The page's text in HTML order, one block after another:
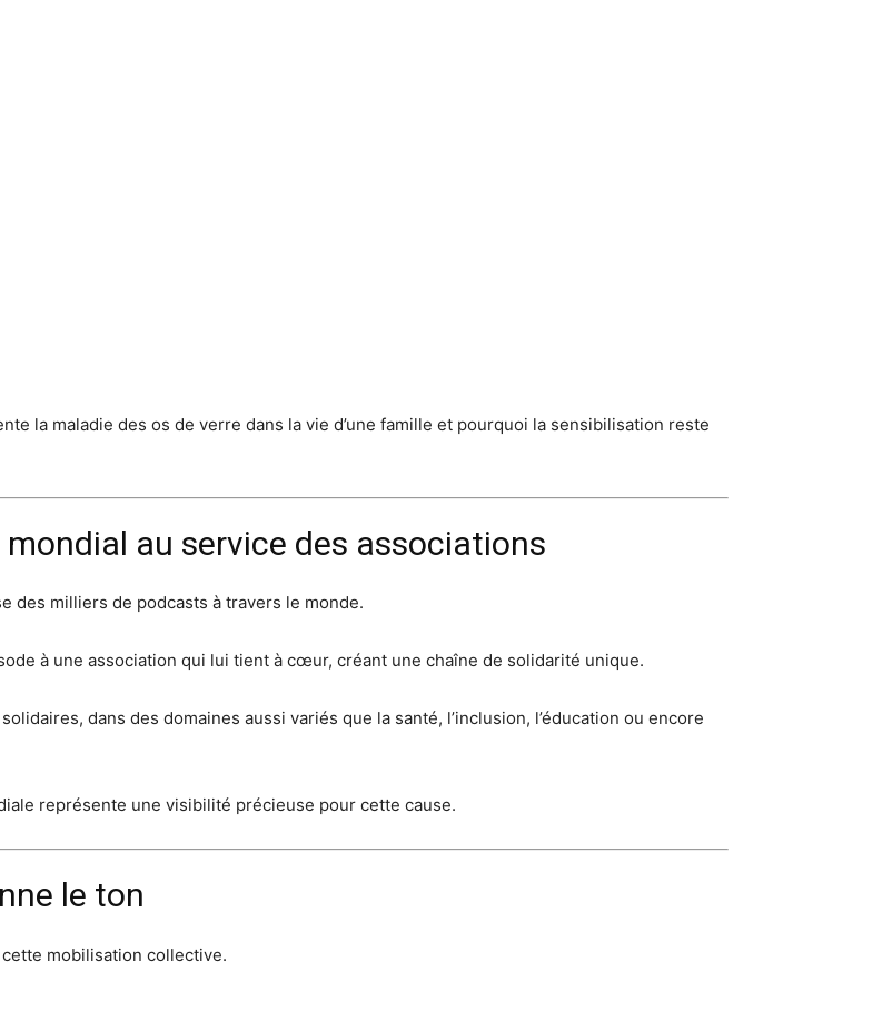
la maladie des os de verre dans la vie d’une famille et pourquoi la sensibilisation reste
au service des associations
des milliers de podcasts à travers le monde.
à une association qui lui tient à cœur, créant une chaîne de solidarité unique.
dans des domaines aussi variés que la santé, l’inclusion, l’éducation ou encore
représente une visibilité précieuse pour cette cause.
le ton
mobilisation collective.